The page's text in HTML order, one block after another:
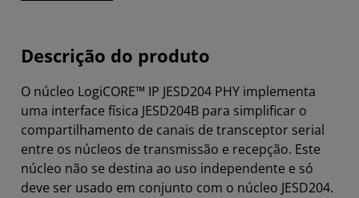
Descrição do produto
O núcleo LogiCORE™ IP JESD204 PHY implementa
uma interface física JESD204B para simplificar o
compartilhamento de canais de transceptor serial
entre os núcleos de transmissão e recepção. Este
núcleo não se destina ao uso independente e só
deve ser usado em conjunto com o núcleo JESD204.